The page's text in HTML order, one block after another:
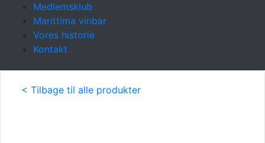
Medlemsklub
Marittima vinbar
Vores historie
Kontakt
< Tilbage til alle produkter